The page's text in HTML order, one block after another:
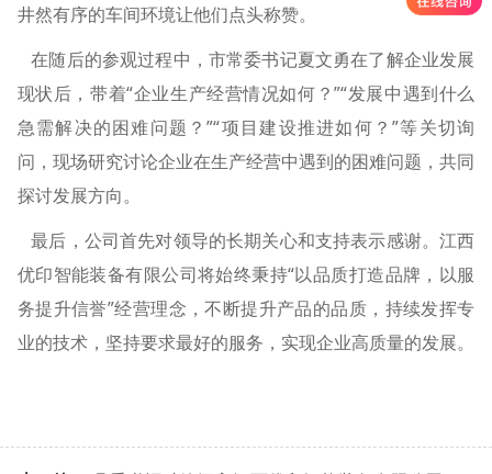
井然有序的车间环境让他们点头称赞。
在随后的参观过程中，市常委书记夏文勇在了解企业发展
现状后，带着“企业生产经营情况如何？”“发展中遇到什么
急需解决的困难问题？”“项目建设推进如何？”等关切询
问，现场研究讨论企业在生产经营中遇到的困难问题，共同
探讨发展方向。
最后，公司首先对领导的长期关心和支持表示感谢。江西
优印智能装备有限公司将始终秉持“以品质打造品牌，以服
务提升信誉”经营理念，不断提升产品的品质，持续发挥专
业的技术，坚持要求最好的服务，实现企业高质量的发展。